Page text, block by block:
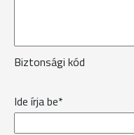
Biztonsági kód
Ide írja be*